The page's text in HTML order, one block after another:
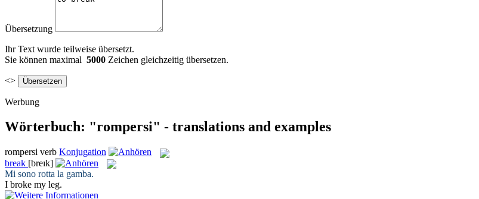
Übersetzung
Ihr Text wurde teilweise übersetzt.
Sie können maximal 5000 Zeichen gleichzeitig übersetzen.
<>
Werbung
Wörterbuch: "rompersi" - translations and examples
rompersi verb Konjugation
break [breɪk]
Mi sono rotta la gamba.
I broke my leg.